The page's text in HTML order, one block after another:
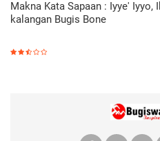
Makna Kata Sapaan : Iyye' Iyyo,
kalangan Bugis Bone